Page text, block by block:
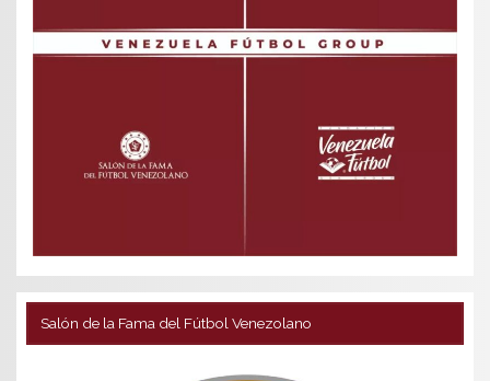
Salón de la Fama del Fútbol Venezolano